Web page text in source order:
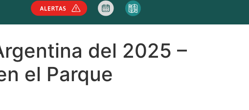
del 2025 –
el Parque